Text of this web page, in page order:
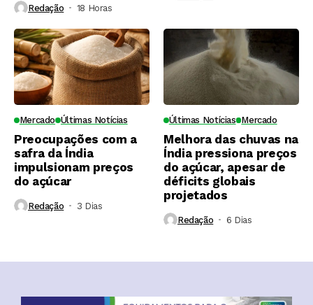
Redação 18 Horas ⁮
Mercado Últimas Notícias
Preocupações com a
safra da Índia
impulsionam preços
do açúcar
Redação 3 Dias ⁮
Últimas Notícias Mercado
Melhora das chuvas na
Índia pressiona preços
do açúcar, apesar de
déficits globais
projetados
Redação 6 Dias ⁮